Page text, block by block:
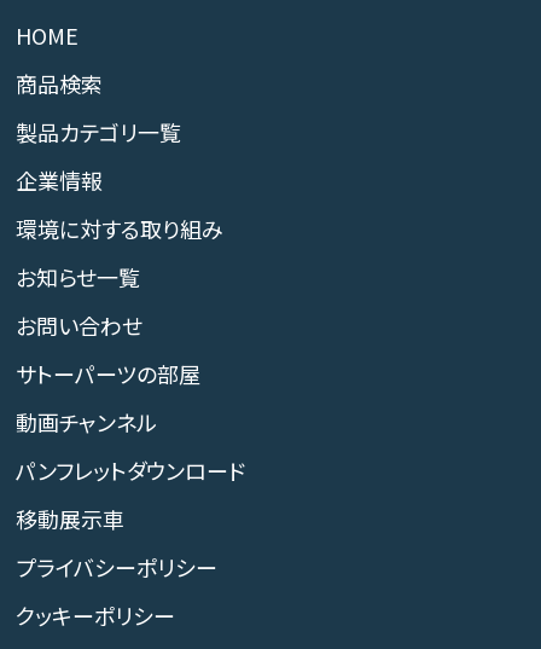
HOME
商品検索
製品カテゴリ一覧
企業情報
環境に対する取り組み
お知らせ一覧
お問い合わせ
サトーパーツの部屋
動画チャンネル
パンフレットダウンロード
移動展示車
プライバシーポリシー
クッキーポリシー